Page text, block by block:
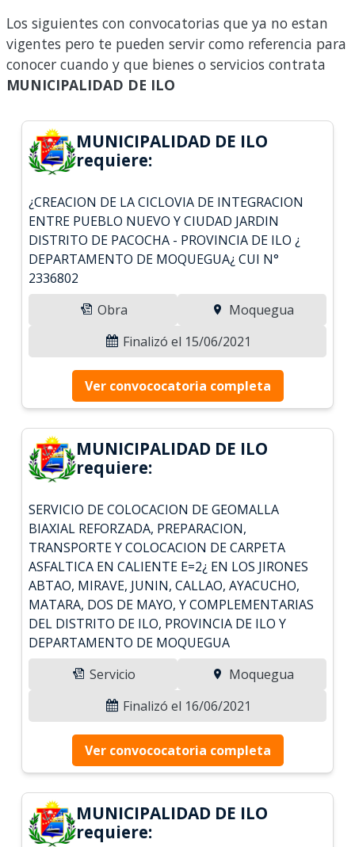
Los siguientes con convocatorias que ya no estan
vigentes pero te pueden servir como referencia para
conocer cuando y que bienes o servicios contrata
MUNICIPALIDAD DE ILO
MUNICIPALIDAD DE ILO
requiere:
¿CREACION DE LA CICLOVIA DE INTEGRACION
ENTRE PUEBLO NUEVO Y CIUDAD JARDIN
DISTRITO DE PACOCHA - PROVINCIA DE ILO ¿
DEPARTAMENTO DE MOQUEGUA¿ CUI N°
2336802
Obra
Moquegua
Finalizó el 15/06/2021
Ver convococatoria completa
MUNICIPALIDAD DE ILO
requiere:
SERVICIO DE COLOCACION DE GEOMALLA
BIAXIAL REFORZADA, PREPARACION,
TRANSPORTE Y COLOCACION DE CARPETA
ASFALTICA EN CALIENTE E=2¿ EN LOS JIRONES
ABTAO, MIRAVE, JUNIN, CALLAO, AYACUCHO,
MATARA, DOS DE MAYO, Y COMPLEMENTARIAS
DEL DISTRITO DE ILO, PROVINCIA DE ILO Y
DEPARTAMENTO DE MOQUEGUA
Servicio
Moquegua
Finalizó el 16/06/2021
Ver convococatoria completa
MUNICIPALIDAD DE ILO
requiere: